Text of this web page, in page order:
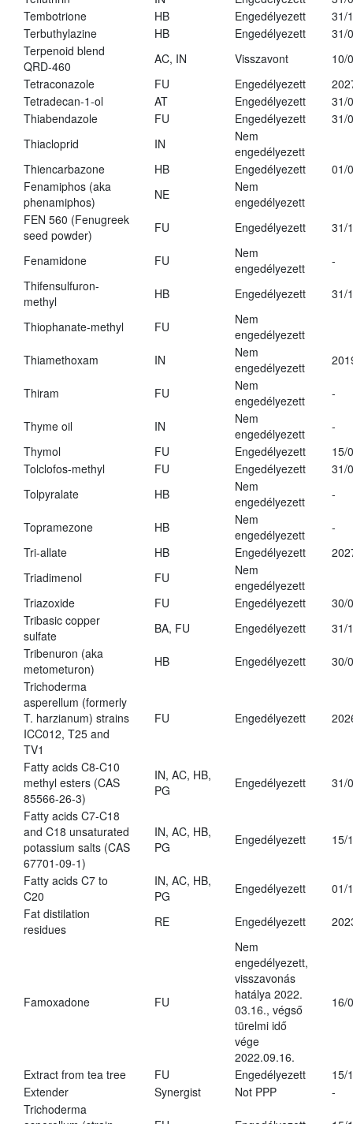
Tembotrione
HB Engedélyezett
31/
Terbuthylazine
HB Engedélyezett
31/
Terpenoid blend
QRD-460
AC, IN Visszavont
10/
Tetraconazole
FU Engedélyezett
Tetradecan-1-ol
AT Engedélyezett
31/
Thiabendazole
FU Engedélyezett
31/
Thiacloprid
IN
Nem
engedélyezett
Thiencarbazone
HB Engedélyezett
01/
Fenamiphos (aka
phenamiphos)
NE
Nem
engedélyezett
FEN 560 (Fenugreek
seed powder)
FU Engedélyezett 31/
Fenamidone FU
Nem
engedélyezett
-
Thifensulfuron-
methyl
HB Engedélyezett 31/
Thiophanate-methyl FU
Nem
engedélyezett
Thiamethoxam
IN
Nem
engedélyezett
Thiram FU
Nem
engedélyezett
-
Thyme oil IN
Nem
engedélyezett
-
Thymol
FU Engedélyezett
15/
Tolclofos-methyl
FU Engedélyezett
31/
Tolpyralate
HB
Nem
engedélyezett
-
Topramezone HB
Nem
engedélyezett
-
Tri-allate
HB Engedélyezett
Triadimenol
FU
Nem
engedélyezett
Triazoxide
FU Engedélyezett
30/
Tribasic copper
sulfate
BA, FU Engedélyezett
31/
Tribenuron (aka
metometuron)
HB Engedélyezett
30/
Trichoderma
asperellum (formerly
T. harzianum) strains
ICC012, T25 and
TV1
FU Engedélyezett
Fatty acids C8-C10
methyl esters (CAS
85566-26-3)
IN, AC, HB,
PG
Engedélyezett 31/
Fatty acids C7-C18
and C18 unsaturated
potassium salts (CAS
67701-09-1)
IN, AC, HB,
PG
Engedélyezett 15/
Fatty acids C7 to
C20
IN, AC, HB,
PG
Engedélyezett
01/
Fat distilation
residues
RE Engedélyezett
Famoxadone FU
Nem
engedélyezett,
visszavonás
hatálya 2022.
03.16., végső
türelmi idő
vége
2022.09.16.
16/
Extract from tea tree FU Engedélyezett
15/
Extender
Synergist Not PPP
-
Trichoderma